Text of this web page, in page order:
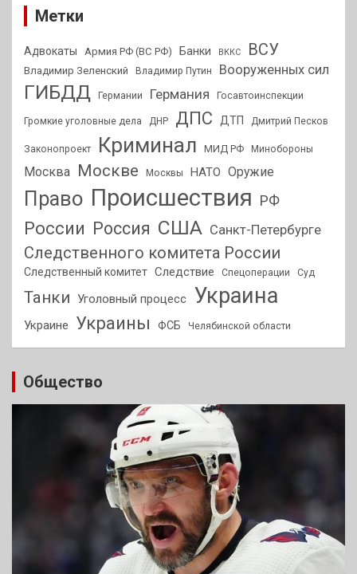
Метки
Адвокаты Армия РФ (ВС РФ) Банки ВККС ВСУ
Владимир Зеленский Владимир Путин Вооруженных сил
ГИБДД Германии Германия Госавтоинспекции
Громкие уголовные дела ДНР ДПС ДТП Дмитрий Песков
Законопроект Криминал МИД РФ Минобороны
Москва Москве Москвы НАТО Оружие
Право Происшествия РФ
России Россия США Санкт-Петербурге
Следственного комитета России
Следственный комитет Следствие Спецоперации Суд
Танки Уголовный процесс Украина
Украине Украины ФСБ Челябинской области
Общество